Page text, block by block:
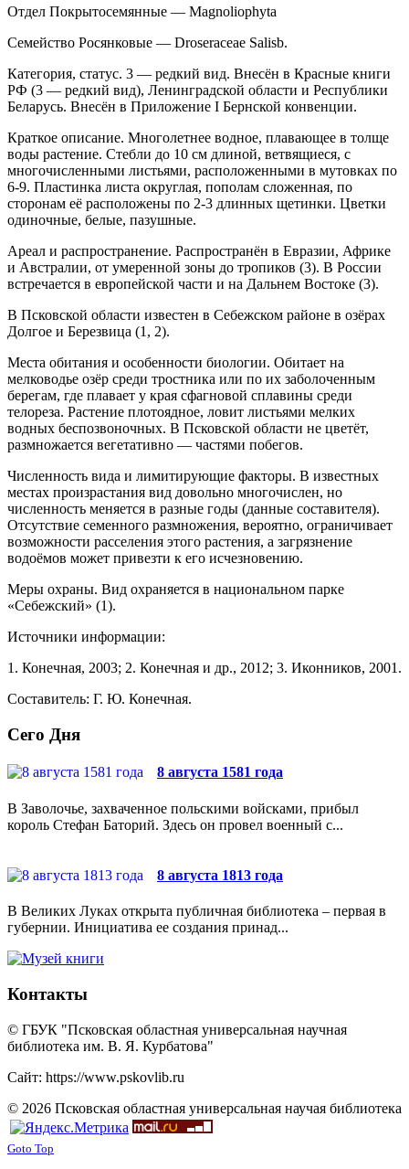
Отдел Покрытосемянные — Magnoliophyta
Семейство Росянковые — Droseraceae Salisb.
Категория, статус. 3 — редкий вид. Внесён в Красные книги
РФ (3 — редкий вид), Ленинградской области и Республики
Беларусь. Внесён в Приложение I Бернской конвенции.
Краткое описание. Многолетнее водное, пла­вающее в толще
воды растение. Стебли до 10 см длиной, ветвящиеся, с
многочисленными листьями, расположенными в мутовках по
6-9. Пластинка ли­ста округлая, пополам сложенная, по
сторонам её расположены по 2-3 длинных щетинки. Цветки
оди­ночные, белые, пазушные.
Ареал и распространение. Распространён в Евразии, Африке
и Австралии, от умеренной зоны до тропиков (3). В России
встречается в европейской ча­сти и на Дальнем Востоке (3).
В Псковской области известен в Себежском рай­оне в озёрах
Долгое и Березвица (1, 2).
Места обитания и особенности биологии. Обитает на
мелководье озёр среди тростника или по их заболоченным
берегам, где плавает у края сфагно­вой сплавины среди
телореза. Растение плотоядное, ловит листьями мелких
водных беспозвоночных. В Псковской области не цветёт,
размножается вегета­тивно — частями побегов.
Численность вида и лимитирующие факто­ры. В известных
местах произрастания вид доволь­но многочислен, но
численность меняется в разные годы (данные составителя).
Отсутствие семенного размножения, вероятно, ограничивает
возможности расселения этого растения, а загрязнение
водоёмов может привезти к его исчезновению.
Меры охраны. Вид охраняется в национальном парке
«Себежский» (1).
Источники информации:
1. Конечная, 2003; 2. Конечная и др., 2012; 3. Икон­ников, 2001.
Составитель: Г. Ю. Конечная.
Сего Дня
8 августа 1581 года
В Заволочье, захваченное польскими войсками, прибыл
король Стефан Баторий. Здесь он провел военный с...
8 августа 1813 года
В Великих Луках открыта публичная библиотека – первая в
губернии. Инициатива ее создания принад...
Контакты
© ГБУК "Псковская областная универсальная научная
библиотека им. В. Я. Курбатова"
Сайт: https://www.pskovlib.ru
© 2026 Псковская областная универсальная научая библиотека
Goto Top